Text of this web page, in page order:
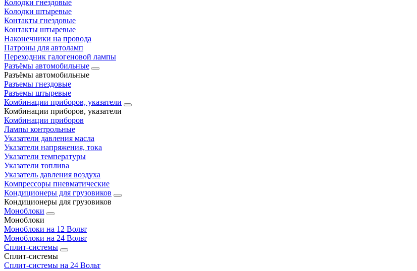
Колодки гнездовые
Колодки штыревые
Контакты гнездовые
Контакты штыревые
Наконечники на провода
Патроны для автоламп
Переходник галогеновой лампы
Разъёмы автомобильные
Разъёмы автомобильные
Разъемы гнездовые
Разъемы штыревые
Комбинации приборов, указатели
Комбинации приборов, указатели
Комбинации приборов
Лампы контрольные
Указатели давления масла
Указатели напряжения, тока
Указатели температуры
Указатели топлива
Указатель давления воздуха
Компрессоры пневматические
Кондиционеры для грузовиков
Кондиционеры для грузовиков
Моноблоки
Моноблоки
Моноблоки на 12 Вольт
Моноблоки на 24 Вольт
Сплит-системы
Сплит-системы
Сплит‑системы на 24 Вольт